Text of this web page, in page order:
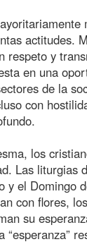
actitudes.
respeto y
en una
de la
con
los
Las liturgias
y el Domingo
con flores,
su
“esperanza”